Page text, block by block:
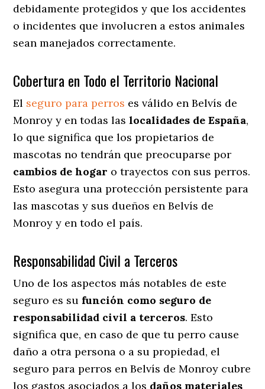
debidamente protegidos y que los accidentes
o incidentes que involucren a estos animales
sean manejados correctamente.
Cobertura en Todo el Territorio Nacional
El seguro para perros es válido en Belvís de
Monroy y en todas laslocalidades de España,
lo que significa que los propietarios de
mascotas no tendrán que preocuparse por
cambios de hogar o trayectos con sus perros.
Esto asegura una protección persistente para
las mascotas y sus dueños en Belvís de
Monroy y en todo el país.
Responsabilidad Civil a Terceros
Uno de los aspectos más notables de este
seguro es su función como seguro de
responsabilidad civil a terceros. Esto
significa que, en caso de que tu perro cause
daño a otra persona o a su propiedad, el
seguro para perros en Belvís de Monroy cubre
los gastos asociados a los daños materiales